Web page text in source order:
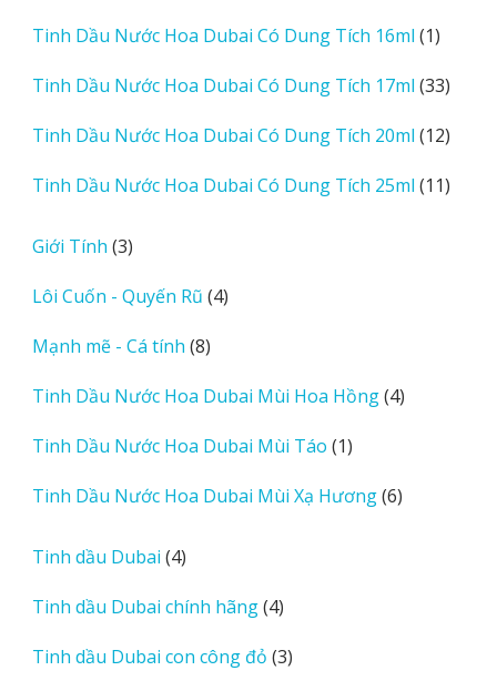
phẩm
Tinh Dầu Nước Hoa Dubai Có Dung Tích 16ml 11
phẩm
Tinh Dầu Nước Hoa Dubai Có Dung Tích 17ml 3333
phẩm
Tinh Dầu Nước Hoa Dubai Có Dung Tích 20ml 1212
phẩm
Tinh Dầu Nước Hoa Dubai Có Dung Tích 25ml 1111
Giới Tính 33
phẩm
Lôi Cuốn - Quyến Rũ 44
Mạnh mẽ - Cá tính 88
phẩm
Tinh Dầu Nước Hoa Dubai Mùi Hoa Hồng 44
Tinh Dầu Nước Hoa Dubai Mùi Táo 11
phẩm
Tinh Dầu Nước Hoa Dubai Mùi Xạ Hương 66
Tinh dầu Dubai 44
phẩm
Tinh dầu Dubai chính hãng 44
phẩm
Tinh dầu Dubai con công đỏ 33